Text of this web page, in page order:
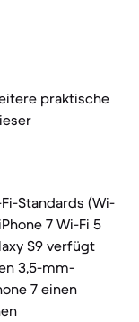
praktische
Standards (Wi-
7 Wi-Fi 5
S9 verfügt
3,5-mm-
7 einen